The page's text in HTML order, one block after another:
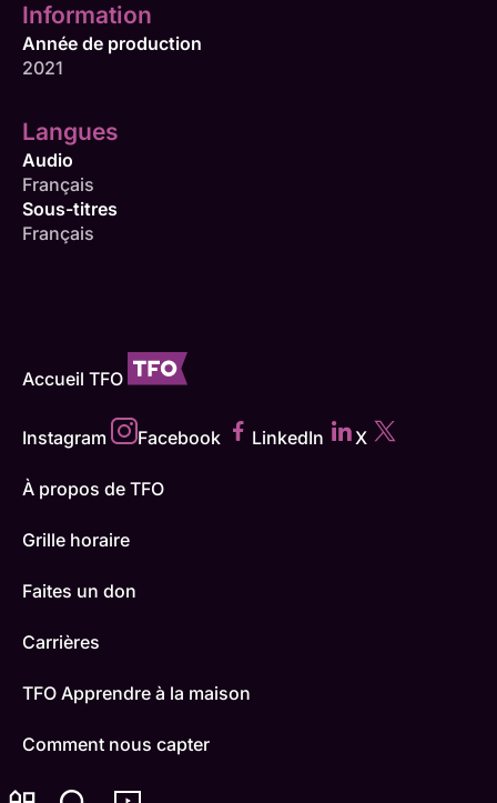
Information
Année de production
2021
Langues
Audio
Français
Sous-titres
Français
Accueil TFO
Instagram Facebook LinkedIn X
À propos de TFO
Grille horaire
Faites un don
Carrières
TFO Apprendre à la maison
Comment nous capter
Contactez-nous